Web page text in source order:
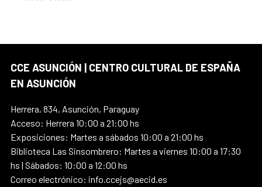
CCE ASUNCIÓN | CENTRO CULTURAL DE ESPAÑA
EN ASUNCIÓN
Herrera, 834, Asunción, Paraguay
Acceso: Herrera 10:00 a 21:00 hs
Exposiciones: Martes a sábados 10:00 a 21:00 hs
Biblioteca Las Sinsombrero: Martes a viernes 10:00 a 17:30
hs | Sábados: 10:00 a 12:00 hs
Correo electrónico: info.ccejs@aecid.es